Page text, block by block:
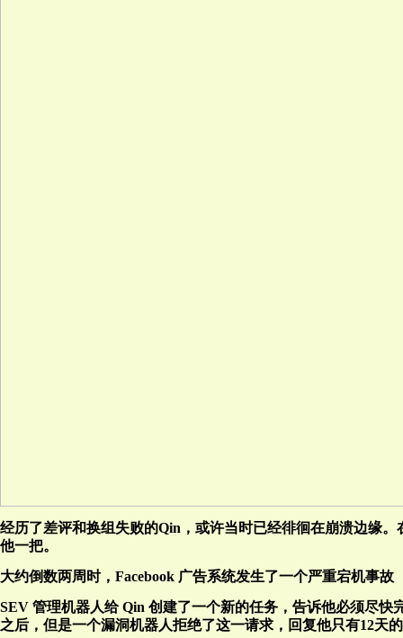
经历了差评和换组失败的Qin，或许当时已经徘徊在崩溃边缘
他一把。
大约倒数两周时，Facebook 广告系统发生了一个严重宕机事故
SEV 管理机器人给 Qin 创建了一个新的任务，告诉他必须尽
之后，但是一个漏洞机器人拒绝了这一请求，回复他只有12天